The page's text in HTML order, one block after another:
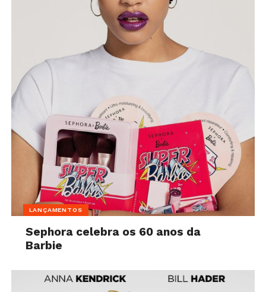
LANÇAMENTOS
Sephora celebra os 60 anos da
Barbie